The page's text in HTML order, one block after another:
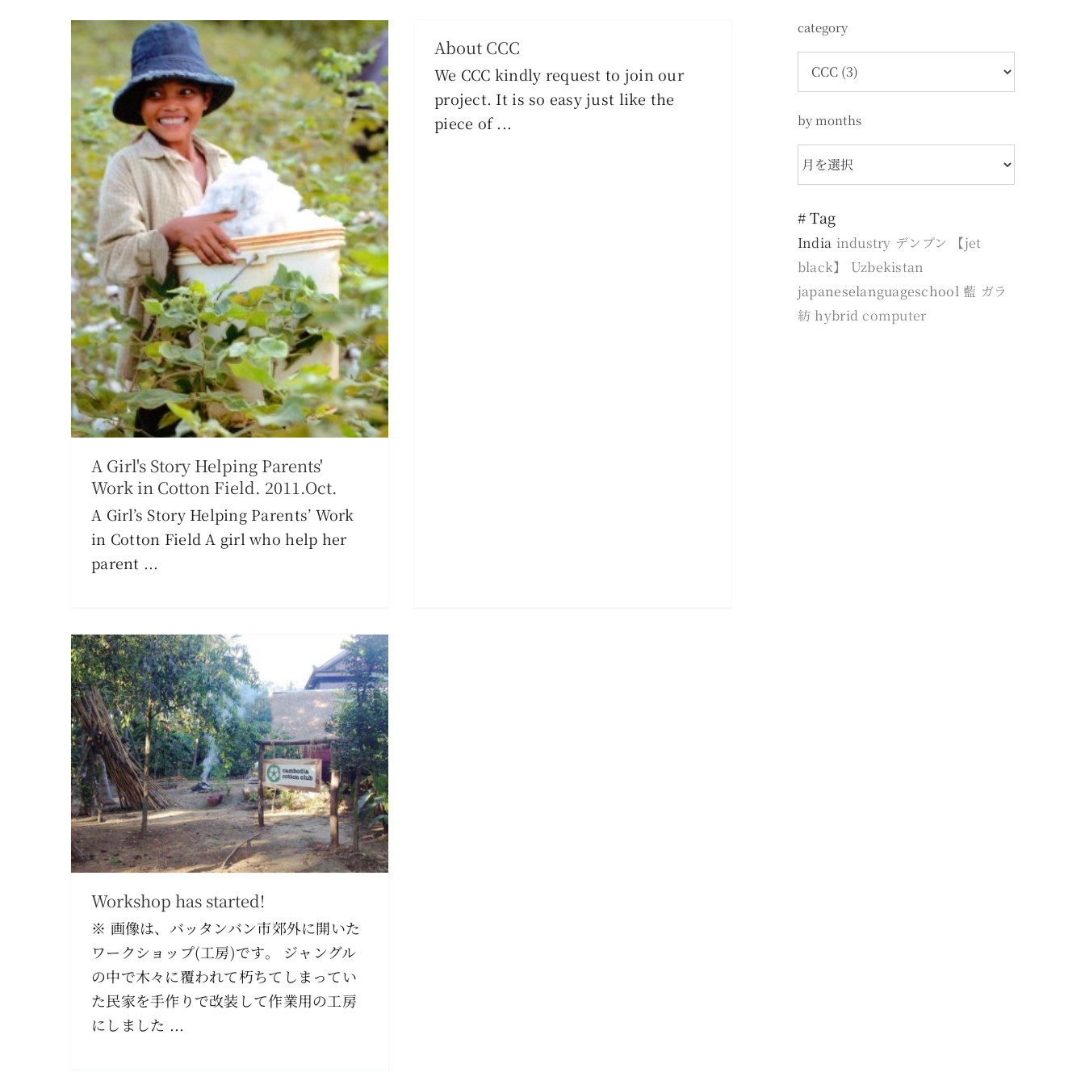
A Girl's Story Helping Parents'
Work in Cotton Field. 2011.Oct.
A Girl’s Story Helping Parents’ Work
in Cotton Field A girl who help her
parent ...
About CCC
We CCC kindly request to join our
project. It is so easy just like the
piece of ...
Workshop has started!
reading CCC
Workshop has started!
※ 画像は、バッタンバン市郊外に開いた
ワークショップ(工房)です。 ジャングル
の中で木々に覆われて朽ちてしまってい
た民家を手作りで改装して作業用の工房
にしました ...
category
category
by months
by
months
# Tag
India industry デンプン
【jet
black】
Uzbekistan
japaneselanguageschool 藍 ガラ
紡 hybrid computer